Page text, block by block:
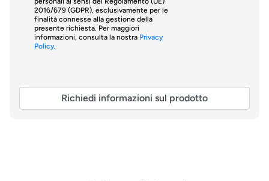
2016/679 (GDPR), esclusivamente per le
finalità connesse alla gestione della
presente richiesta. Per maggiori
informazioni, consulta la nostra Privacy
Policy.